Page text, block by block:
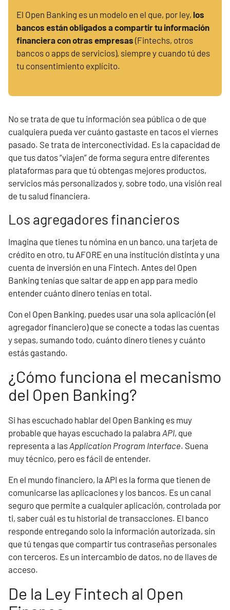
El Open Banking es un modelo en el que, por ley, los
bancos están obligados acompartir tu información
financiera con otras empresas (Fintechs, otros
bancos o apps de servicios), siempre y cuando tú des
tu consentimiento explícito.
No se trata de que tu información sea pública o de que
cualquiera pueda ver cuánto gastaste en tacos el viernes
pasado. Se trata de interconectividad. Es la capacidad de
que tus datos “viajen” de forma segura entre diferentes
plataformas para que tú obtengas mejores productos,
servicios más personalizados y, sobre todo, una visión real
de tu salud financiera.
Los agregadores financieros
Imagina que tienes tu nómina en un banco, una tarjeta de
crédito en otro, tu AFORE en una institución distinta y una
cuenta de inversión en una Fintech. Antes del Open
Banking tenías que saltar de app en app para medio
entender cuánto dinero tenías en total.
Con el Open Banking, puedes usar una sola aplicación (el
agregador financiero) que se conecte a todas las cuentas
y sepas, sumando todo, cuánto dinero tienes y cuánto
estás gastando.
¿Cómo funciona el mecanismo
del Open Banking?
Si has escuchado hablar del Open Banking es muy
probable que hayas escuchado la palabra API, que
representa a las Application Program Interface. Suena
muy técnico, pero es fácil de entender.
En el mundo financiero, la API es la forma que tienen de
comunicarse las aplicaciones y los bancos. Es un canal
seguro que permite a cualquier aplicación, controlada por
ti, saber cuál es tu historial de transacciones. El banco
responde entregando solo la información autorizada, sin
que tú tengas que compartir tus contraseñas personales
con terceros. Es un intercambio de datos, no de llaves de
acceso.
De la Ley Fintech al Open